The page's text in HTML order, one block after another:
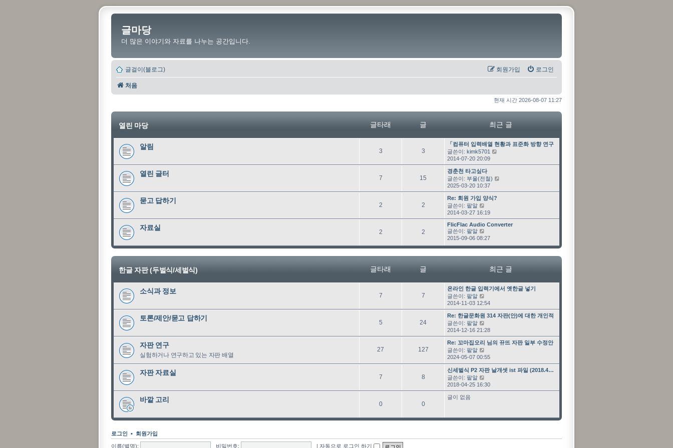
글마당
더 많은 이야기와 자료를 나누는 공간입니다.
글걸이(블로그) 로그인
회원가입
처음
현재 시간 2026-08-07 11:27
열린 마당 글타래 글 최근 글
알림
3글
타
래
3글
최근 글
「컴퓨터 입력배열 현황과 표준화 방향 연구」 과제 수…
글쓴이: kimk5701
2014-07-20 20:09
열린 글터
7글
타
래
15
최근 글
경춘천 타고싶다
글쓴이: 부울(전철)
2025-03-20 10:37
묻고 답하기
2글
타
래
2글
최근 글
Re: 회원 가입 양식?
글쓴이: 팥알
2014-03-27 16:19
자료실
2글
타
래
2글
최근 글
FlicFlac Audio Converter
글쓴이: 팥알
2015-09-06 08:27
한글 자판 (두벌식/세벌식) 글타래 글 최근 글
소식과 정보
7글
타
래
7글
최근 글
온라인 한글 입력기에서 옛한글 넣기
글쓴이: 팥알
2014-11-03 12:54
토론/제안/묻고 답하기
5글
타
래
24글
최근 글
Re: 한글문화원 314 자판(안)에 대한 개인적인 …
글쓴이: 팥알
2014-12-16 21:28
자판 연구
실험하거나 연구하고 있는 자판 배열
27
타
127글
최근 글
Re: 꼬마집오리 님의 뀨뜨 자판 일부 수정안
글쓴이: 팥알
2024-05-07 00:55
자판 자료실
7글
타
래
8글
최근 글
신세벌식 P2 자판 날개셋 ist 파일 (2018.4…
글쓴이: 팥알
2018-04-25 16:30
바깥 고리
0글
타
0글
글이 없음
로그인 • 회원가입
이름(별명): 비밀번호: 자동으로 로그인 하기